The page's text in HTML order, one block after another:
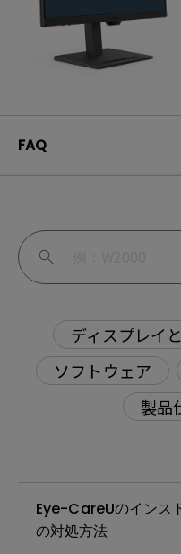
FAQ
ディスプレイ
ソフトウェア
製品
Eye-CareUのインス
の対処方法